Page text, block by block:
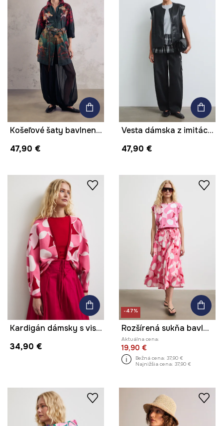
Košeľové šaty bavlnené midi z kolekcie Mythical Creatures
47,90 €
Vesta dámska z imitácie kože
47,90 €
Kardigán dámsky s viskózou s kvetmi
34,90 €
-47%
Rozšírená sukňa bavlnená s kvetmi
Aktuálna cena:
19,90 €
Bežná cena: 37,90 €
Najnižšia cena: 37,90 €